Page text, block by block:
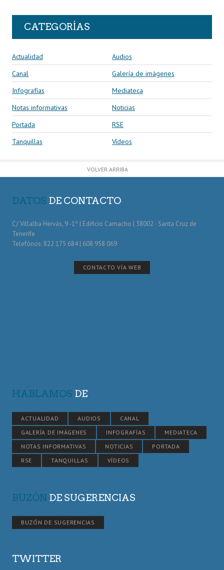
CATEGORÍAS
Actualidad
Audios
Canal
Galería de imágenes
Infografías
Mediateca
Notas informativas
Noticias
Portada
RSE
Tanquillas
Vídeos
VOLVER ARRIBA
DATOS DE CONTACTO
C/ Villalba Hervás, 9 -1º | Edificio Camacho | 38002 · Santa Cruz de
Tenerife
Telefónos: 822 175 684 | 608 958 069
CONTACTO VÍA WEB
HABLAMOS DE
ACTUALIDAD AUDIOS
CANAL
GALERÍA DE IMÁGENES
INFOGRAFÍAS
MEDIATECA
NOTAS INFORMATIVAS
NOTICIAS
PORTADA
RSE
TANQUILLAS VÍDEOS
BUZÓN DE SUGERENCIAS
BUZÓN DE SUGERENCIAS
TWITTER